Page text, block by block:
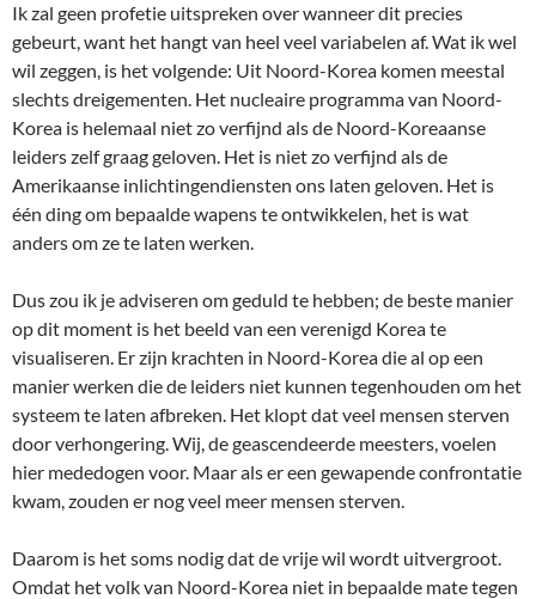
Ik zal geen profetie uitspreken over wanneer dit precies
gebeurt, want het hangt van heel veel variabelen af. Wat ik wel
wil zeggen, is het volgende: Uit Noord-Korea komen meestal
slechts dreigementen. Het nucleaire programma van Noord-
Korea is helemaal niet zo verfijnd als de Noord-Koreaanse
leiders zelf graag geloven. Het is niet zo verfijnd als de
Amerikaanse inlichtingendiensten ons laten geloven. Het is
één ding om bepaalde wapens te ontwikkelen, het is wat
anders om ze te laten werken.
Dus zou ik je adviseren om geduld te hebben; de beste manier
op dit moment is het beeld van een verenigd Korea te
visualiseren. Er zijn krachten in Noord-Korea die al op een
manier werken die de leiders niet kunnen tegenhouden om het
systeem te laten afbreken. Het klopt dat veel mensen sterven
door verhongering. Wij, de geascendeerde meesters, voelen
hier mededogen voor. Maar als er een gewapende confrontatie
kwam, zouden er nog veel meer mensen sterven.
Daarom is het soms nodig dat de vrije wil wordt uitvergroot.
Omdat het volk van Noord-Korea niet in bepaalde mate tegen